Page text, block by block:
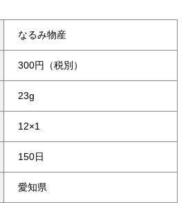
なるみ物産
300円（税別）
23g
12×1
150日
愛知県